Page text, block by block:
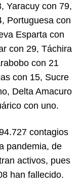
Yaracuy con 79,
Portuguesa con
Esparta con
con 29, Táchira
con 21
con 15, Sucre
Delta Amacuro
con uno.
contagios
pandemia, de
activos, pues
han fallecido.